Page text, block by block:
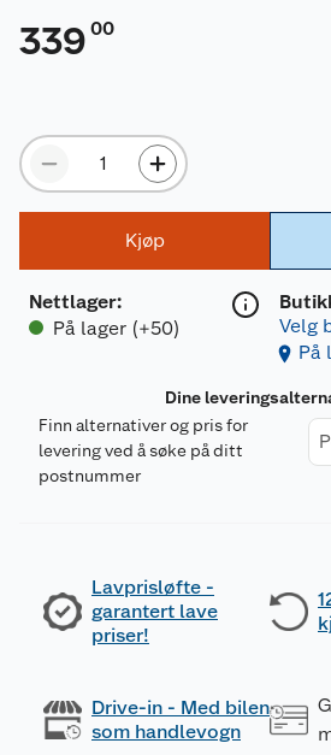
339 00
Kjøp
Nettlager:
På lager (+50)
Velg
På
Dine
Finn alternativer og pris for
levering ved å søke på ditt
postnummer
Lavprisløfte -
garantert lave
priser!
Drive-in - Med bilen
som handlevogn